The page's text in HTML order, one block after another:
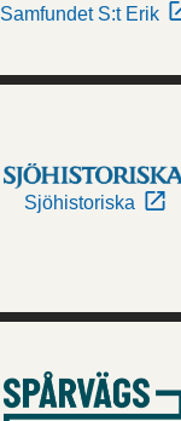
Samfundet S:t Erik
Sjöhistoriska